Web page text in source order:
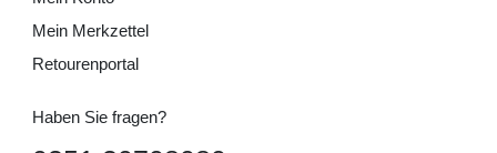
Mein Merkzettel
Retourenportal
Haben Sie fragen?